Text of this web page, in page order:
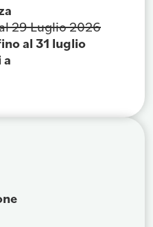
29 Luglio 2026
al 31 luglio